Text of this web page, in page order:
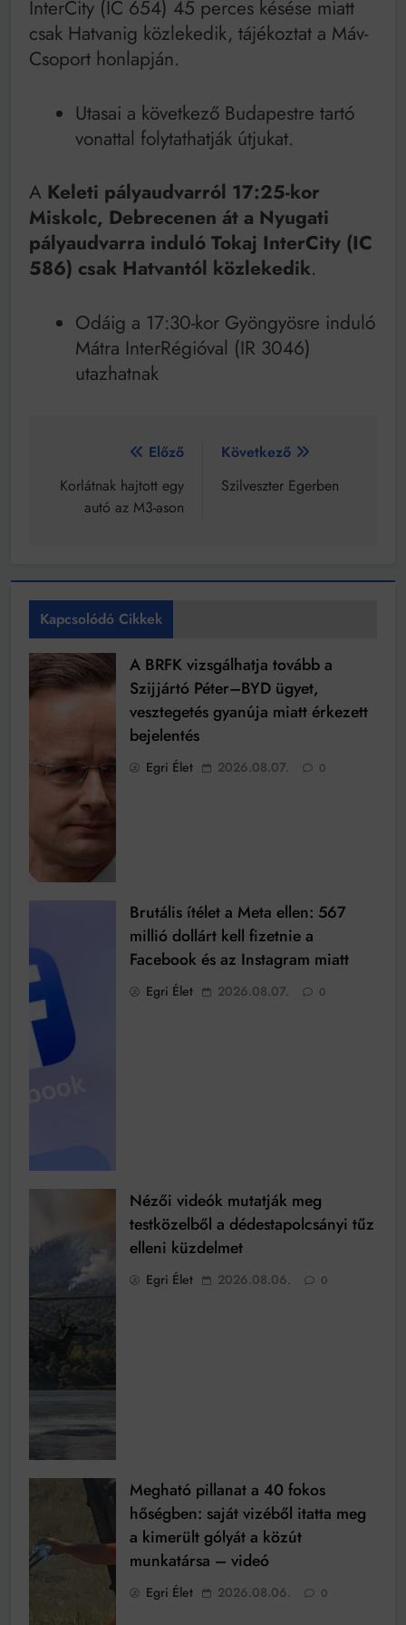
Mindenki a világot akarja uralni – de nem csak a 80-
as években
Bitumenes lapostetők: a bevált technológia akkor
működik, ha jól van felújítva
InterCity (IC 654) 45 perces késése miatt
csak Hatvanig közlekedik, tájékoztat a Máv-
Csoport honlapján.
Utasai a következő Budapestre tartó
vonattal folytathatják útjukat.
A Keleti pályaudvarról 17:25-kor
Miskolc, Debrecenen át a Nyugati
pályaudvarra induló Tokaj InterCity (IC
586) csak Hatvantól közlekedik.
Odáig a 17:30-kor Gyöngyösre induló
Mátra InterRégióval (IR 3046)
utazhatnak
Bejegyzés
navigáció
Előző
Korlátnak hajtott egy
autó az M3-ason
Következő
Szilveszter Egerben
Kapcsolódó Cikkek
A BRFK vizsgálhatja tovább a
Szijjártó Péter–BYD ügyet,
vesztegetés gyanúja miatt érkezett
bejelentés
Egri Élet 2026.08.07. 0
Brutális ítélet a Meta ellen: 567
millió dollárt kell fizetnie a
Facebook és az Instagram miatt
Egri Élet 2026.08.07. 0
Nézői videók mutatják meg
testközelből a dédestapolcsányi tűz
elleni küzdelmet
Egri Élet 2026.08.06. 0
Megható pillanat a 40 fokos
hőségben: saját vizéből itatta meg
a kimerült gólyát a közút
munkatársa – videó
Egri Élet 2026.08.06. 0